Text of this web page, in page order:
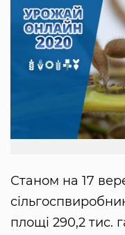
Станом на 17
площі 290,2 тис.